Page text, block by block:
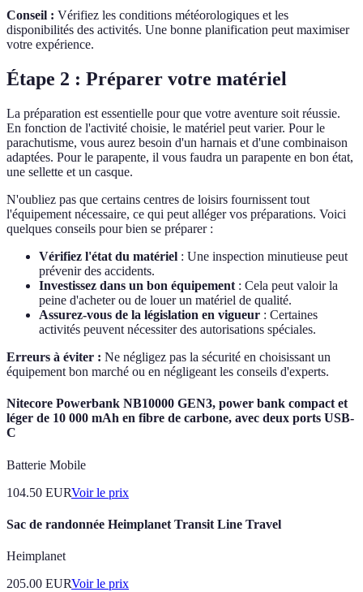
Conseil : Vérifiez les conditions météorologiques et les
disponibilités des activités. Une bonne planification peut maximiser
votre expérience.
Étape 2 : Préparer votre matériel
La préparation est essentielle pour que votre aventure soit réussie.
En fonction de l'activité choisie, le matériel peut varier. Pour le
parachutisme, vous aurez besoin d'un harnais et d'une combinaison
adaptées. Pour le parapente, il vous faudra un parapente en bon état,
une sellette et un casque.
N'oubliez pas que certains centres de loisirs fournissent tout
l'équipement nécessaire, ce qui peut alléger vos préparations. Voici
quelques conseils pour bien se préparer :
Vérifiez l'état du matériel : Une inspection minutieuse peut
prévenir des accidents.
Investissez dans un bon équipement : Cela peut valoir la
peine d'acheter ou de louer un matériel de qualité.
Assurez-vous de la législation en vigueur : Certaines
activités peuvent nécessiter des autorisations spéciales.
Erreurs à éviter : Ne négligez pas la sécurité en choisissant un
équipement bon marché ou en négligeant les conseils d'experts.
Nitecore Powerbank NB10000 GEN3, power bank compact et
léger de 10 000 mAh en fibre de carbone, avec deux ports USB-
C
Batterie Mobile
104.50 EURVoir le prix
Sac de randonnée Heimplanet Transit Line Travel
Heimplanet
205.00 EURVoir le prix